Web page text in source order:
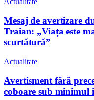
Mesaj de avertizare
Traian: „Viața este
scurtătură”
Actualitate
Avertisment fără
coboare sub minimul